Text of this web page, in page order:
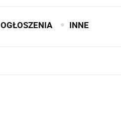
OGŁOSZENIA INNE